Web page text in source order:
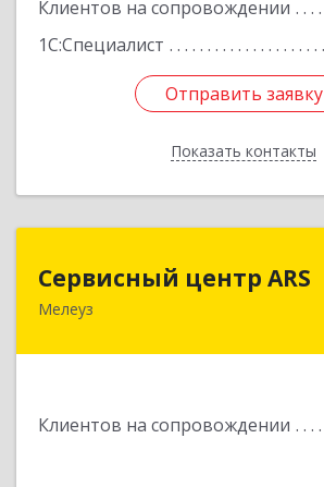
Клиентов на сопровождении
1С:Специалист
Отправить заявку
Показать контакты
Отправить заявку
Назад
Сервисный центр ARS
Мелеуз
Клиентов на сопровождении